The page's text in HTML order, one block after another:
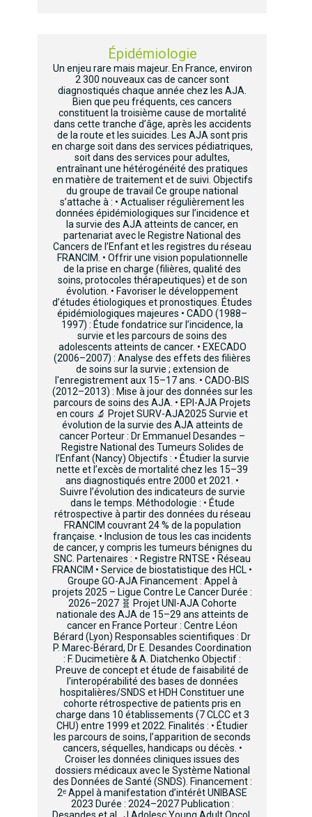
Épidémiologie
Un enjeu rare mais majeur. En France, environ
2 300 nouveaux cas de cancer sont
diagnostiqués chaque année chez les AJA.
Bien que peu fréquents, ces cancers
constituent la troisième cause de mortalité
dans cette tranche d’âge, après les accidents
de la route et les suicides. Les AJA sont pris
en charge soit dans des services pédiatriques,
soit dans des services pour adultes,
entraînant une hétérogénéité des pratiques
en matière de traitement et de suivi. Objectifs
du groupe de travail Ce groupe national
s’attache à : • Actualiser régulièrement les
données épidémiologiques sur l’incidence et
la survie des AJA atteints de cancer, en
partenariat avec le Registre National des
Cancers de l’Enfant et les registres du réseau
FRANCIM. • Offrir une vision populationnelle
de la prise en charge (filières, qualité des
soins, protocoles thérapeutiques) et de son
évolution. • Favoriser le développement
d’études étiologiques et pronostiques. Études
épidémiologiques majeures • CADO (1988–
1997) : Étude fondatrice sur l’incidence, la
survie et les parcours de soins des
adolescents atteints de cancer. • EXECADO
(2006–2007) : Analyse des effets des filières
de soins sur la survie ; extension de
l'enregistrement aux 15–17 ans. • CADO-BIS
(2012–2013) : Mise à jour des données sur les
parcours de soins des AJA. • EPI-AJA Projets
en cours 🔬 Projet SURV-AJA2025 Survie et
évolution de la survie des AJA atteints de
cancer Porteur : Dr Emmanuel Desandes –
Registre National des Tumeurs Solides de
l’Enfant (Nancy) Objectifs : • Étudier la survie
nette et l’excès de mortalité chez les 15–39
ans diagnostiqués entre 2000 et 2021. •
Suivre l’évolution des indicateurs de survie
dans le temps. Méthodologie : • Étude
rétrospective à partir des données du réseau
FRANCIM couvrant 24 % de la population
française. • Inclusion de tous les cas incidents
de cancer, y compris les tumeurs bénignes du
SNC. Partenaires : • Registre RNTSE • Réseau
FRANCIM • Service de biostatistique des HCL •
Groupe GO-AJA Financement : Appel à
projets 2025 – Ligue Contre Le Cancer Durée :
2026–2027 🧬 Projet UNI-AJA Cohorte
nationale des AJA de 15–29 ans atteints de
cancer en France Porteur : Centre Léon
Bérard (Lyon) Responsables scientifiques : Dr
P. Marec-Bérard, Dr E. Desandes Coordination
: F. Ducimetière & A. Diatchenko Objectif :
Preuve de concept et étude de faisabilité de
l’interopérabilité des bases de données
hospitalières/SNDS et HDH Constituer une
cohorte rétrospective de patients pris en
charge dans 10 établissements (7 CLCC et 3
CHU) entre 1999 et 2022. Finalités : • Étudier
les parcours de soins, l’apparition de seconds
cancers, séquelles, handicaps ou décès. •
Croiser les données cliniques issues des
dossiers médicaux avec le Système National
des Données de Santé (SNDS). Financement :
2ᵉ Appel à manifestation d’intérêt UNIBASE
2023 Durée : 2024–2027 Publication :
Desandes et al., J Adolesc Young Adult Oncol,